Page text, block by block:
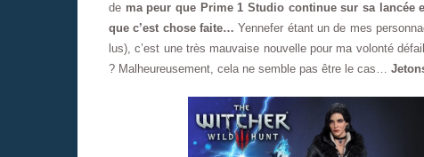
de ma peur que Prime 1 Studio continue sur sa
que c’est chose faite… Yennefer étant un de mes
lus), c’est une très mauvaise nouvelle pour ma volonté
? Malheureusement, cela ne semble pas être le cas…